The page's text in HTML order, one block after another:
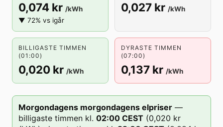
0,074 kr /kWh
▼ 72% vs igår
0,027 kr /kWh
BILLIGASTE TIMMEN
(01:00)
0,020 kr /kWh
DYRASTE TIMMEN
(07:00)
0,137 kr /kWh
Morgondagens morgondagens elpriser —
billigaste timmen kl. 02:00 CEST (0,020 kr